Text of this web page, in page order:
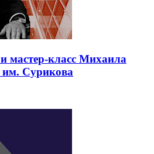
мастер-класс Михаила
Сурикова